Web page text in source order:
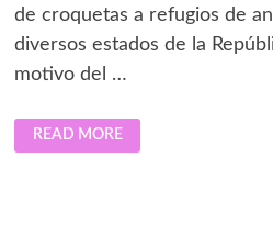
de croquetas a refugios de
diversos estados de la
motivo del …
GEELY
DONARÁ
MÁS
READ MORE